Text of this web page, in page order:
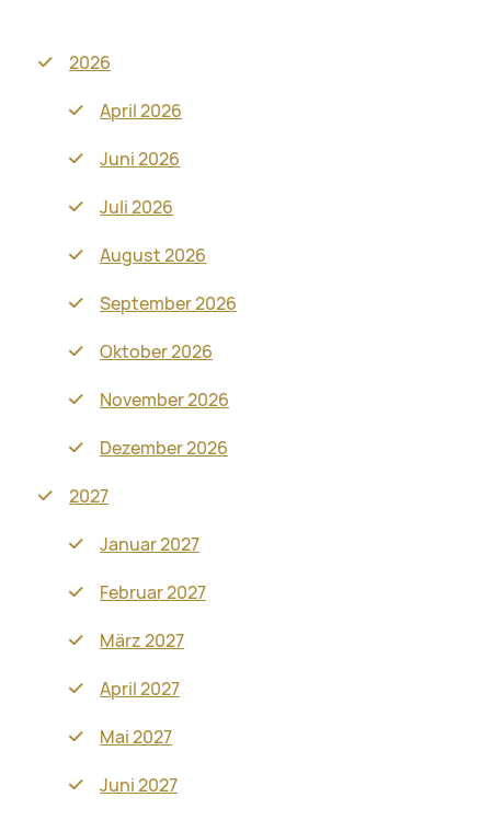
2026
April 2026
Juni 2026
Juli 2026
August 2026
September 2026
Oktober 2026
November 2026
Dezember 2026
2027
Januar 2027
Februar 2027
März 2027
April 2027
Mai 2027
Juni 2027